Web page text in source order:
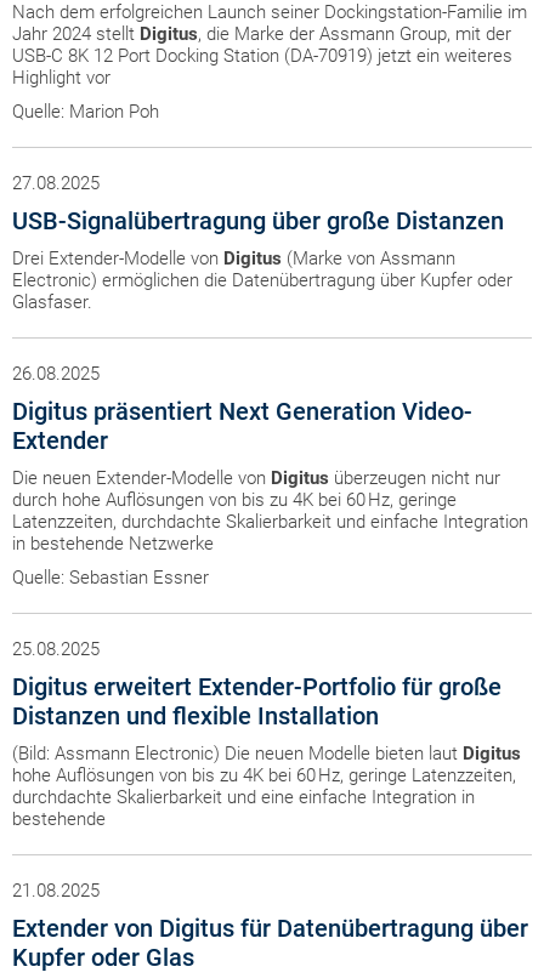
Nach dem erfolgreichen Launch seiner Dockingstation-Familie im
Jahr 2024 stellt Digitus, die Marke der Assmann Group, mit der
USB-C 8K 12 Port Docking Station (DA-70919) jetzt ein weiteres
Highlight vor
Quelle: Marion Poh
27.08.2025
USB-Signalübertragung über große Distanzen
Drei Extender-Modelle von Digitus (Marke von Assmann
Electronic) ermöglichen die Datenübertragung über Kupfer oder
Glasfaser.
26.08.2025
Digitus präsentiert Next Generation Video-
Extender
Die neuen Extender-Modelle von Digitus überzeugen nicht nur
durch hohe Auflösungen von bis zu 4K bei 60 Hz, geringe
Latenzzeiten, durchdachte Skalierbarkeit und einfache Integration
in bestehende Netzwerke
Quelle: Sebastian Essner
25.08.2025
Digitus erweitert Extender-Portfolio für große
Distanzen und flexible Installation
(Bild: Assmann Electronic) Die neuen Modelle bieten laut Digitus
hohe Auflösungen von bis zu 4K bei 60 Hz, geringe Latenzzeiten,
durchdachte Skalierbarkeit und eine einfache Integration in
bestehende
21.08.2025
Extender von Digitus für Datenübertragung über
Kupfer oder Glas